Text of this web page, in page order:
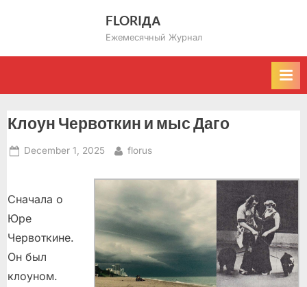
FLORIДА
Ежемесячный Журнал
Клоун Червоткин и мыс Даго
Posted
December 1, 2025 By
florus
Сначала о
Юре
Червоткине.
Он был
клоуном.